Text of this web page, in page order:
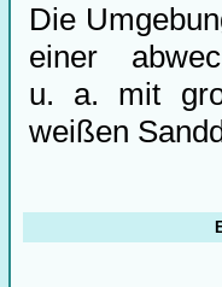
hat begonnen!
Die
einer
u. a. mit
weißen